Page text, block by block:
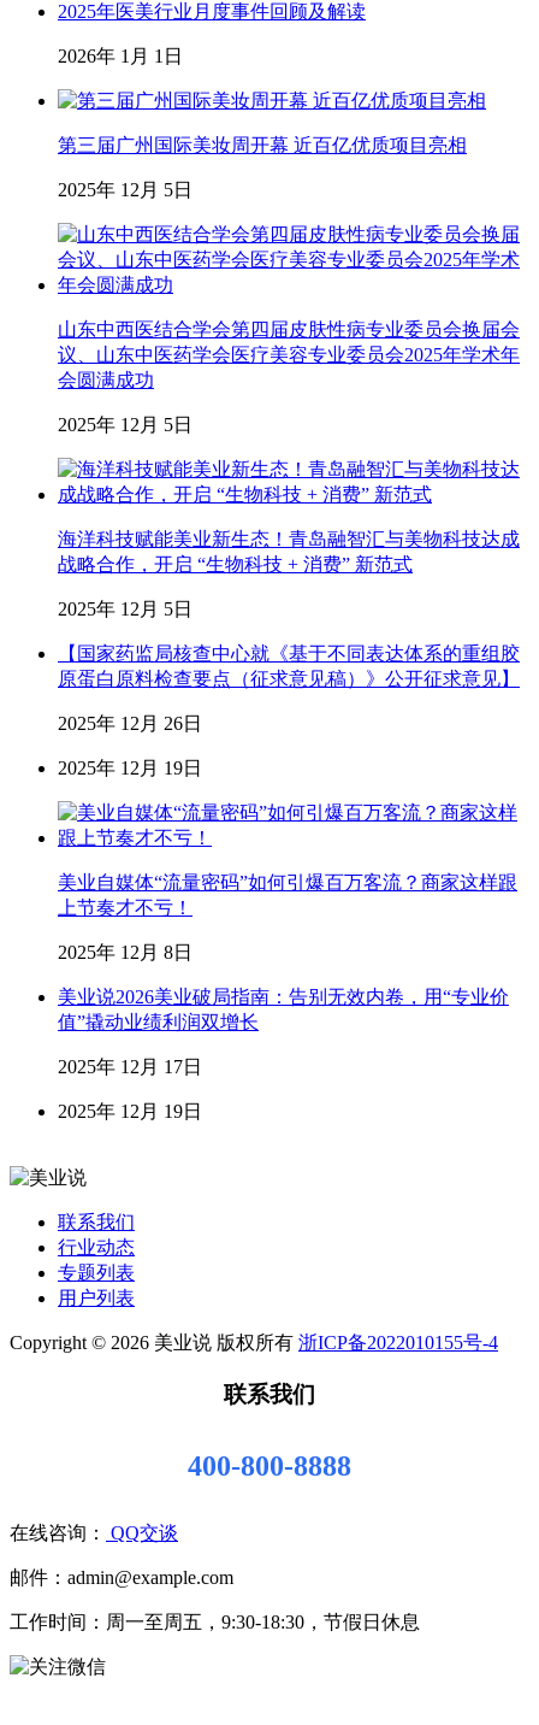
2025年医美行业月度事件回顾及解读
2026年 1月 1日
第三届广州国际美妆周开幕 近百亿优质项目亮相
2025年 12月 5日
山东中西医结合学会第四届皮肤性病专业委员会换届会
议、山东中医药学会医疗美容专业委员会2025年学术年
会圆满成功
2025年 12月 5日
海洋科技赋能美业新生态！青岛融智汇与美物科技达成
战略合作，开启 “生物科技 + 消费” 新范式
2025年 12月 5日
【国家药监局核查中心就《基于不同表达体系的重组胶
原蛋白原料检查要点（征求意见稿）》公开征求意见】
2025年 12月 26日
2025年 12月 19日
美业自媒体“流量密码”如何引爆百万客流？商家这样跟
上节奏才不亏！
2025年 12月 8日
美业说2026美业破局指南：告别无效内卷，用“专业价
值”撬动业绩利润双增长
2025年 12月 17日
2025年 12月 19日
联系我们
行业动态
专题列表
用户列表
Copyright © 2026 美业说 版权所有 浙ICP备2022010155号-4
联系我们
400-800-8888
在线咨询： QQ交谈
邮件：admin@example.com
工作时间：周一至周五，9:30-18:30，节假日休息